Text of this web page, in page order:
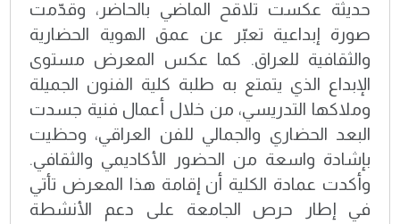
حديثة عكست تلاقح الماضي بالحاضر، وقدّمت
صورة إبداعية تعبّر عن عمق الهوية الحضارية
والثقافية للعراق. كما عكس المعرض مستوى
الإبداع الذي يتمتع به طلبة كلية الفنون الجميلة
وملاكها التدريسي، من خلال أعمال فنية جسدت
البعد الحضاري والجمالي للفن العراقي، وحظيت
بإشادة واسعة من الحضور الأكاديمي والثقافي.
وأكدت عمادة الكلية أن إقامة هذا المعرض تأتي
في إطار حرص الجامعة على دعم الأنشطة